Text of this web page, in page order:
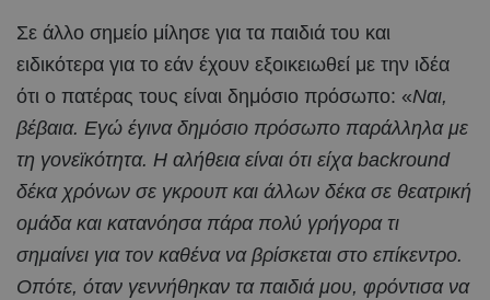
Σε άλλο σημείο μίλησε για τα παιδιά του και
ειδικότερα για το εάν έχουν εξοικειωθεί με την ιδέα
ότι ο πατέρας τους είναι δημόσιο πρόσωπο: «Ναι,
βέβαια. Εγώ έγινα δημόσιο πρόσωπο παράλληλα με
τη γονεϊκότητα. Η αλήθεια είναι ότι είχα backround
δέκα χρόνων σε γκρουπ και άλλων δέκα σε θεατρική
ομάδα και κατανόησα πάρα πολύ γρήγορα τι
σημαίνει για τον καθένα να βρίσκεται στο επίκεντρο.
Οπότε, όταν γεννήθηκαν τα παιδιά μου, φρόντισα να